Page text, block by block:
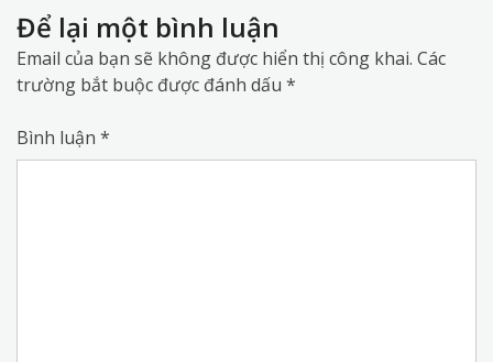
Để lại một bình luận
Email của bạn sẽ không được hiển thị công khai. Các
trường bắt buộc được đánh dấu *
Bình luận *